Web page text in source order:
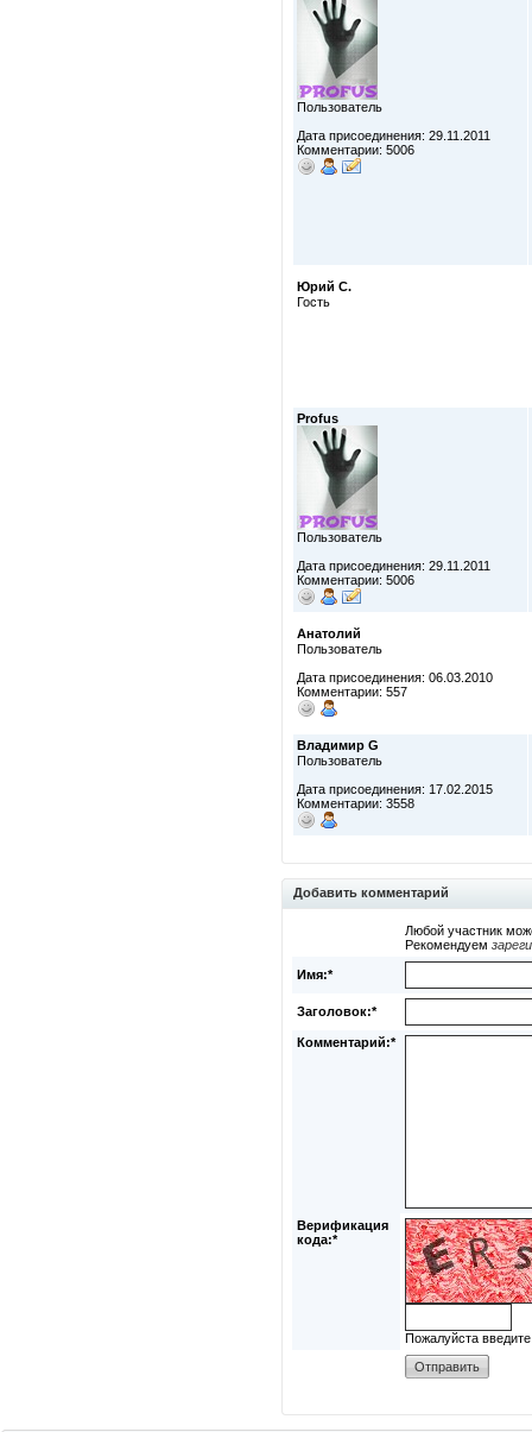
Пользователь
Дата присоединения: 29.11.2011
Комментарии: 5006
Юрий С.
Гость
Profus
Пользователь
Дата присоединения: 29.11.2011
Комментарии: 5006
Анатолий
Пользователь
Дата присоединения: 06.03.2010
Комментарии: 557
Владимир G
Пользователь
Дата присоединения: 17.02.2015
Комментарии: 3558
Добавить комментарий
Любой участник
Рекомендуем
Имя:*
Заголовок:*
Комментарий:*
Верификация
кода:*
Пожалуйста